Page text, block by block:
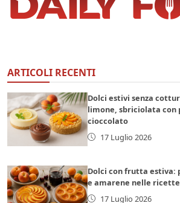
ARTICOLI RECENTI
Dolci estivi senza
limone, sbriciolata con
cioccolato
17 Luglio 2026
Dolci con frutta estiva:
e amarene nelle
17 Luglio 2026